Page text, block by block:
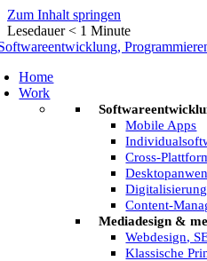
Zum Inhalt springen
Lesedauer < 1 Minute
Home
Work
Mobile Apps
Cross-
Content-
Mediadesign &
Webdesign,
Klassische